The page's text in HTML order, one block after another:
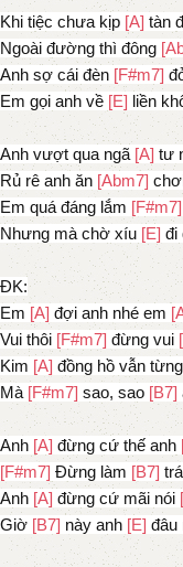
Khi tiệc chưa kịp [A] tàn
Ngoài đường thì đông
Anh sợ cái đèn [F#m7]
Em gọi anh về [E] liền
Anh vượt qua ngã [A] tư
Rủ rê anh ăn [Abm7]
Em quá đáng lắm [F#m7]
Nhưng mà chờ xíu [E] đi
ĐK:
Em [A] đợi anh nhé em
Vui thôi [F#m7] đừng vui
Kim [A] đồng hồ vẫn từng
Mà [F#m7] sao, sao [B7]
Anh [A] đừng cứ thế anh
[F#m7] Đừng làm [B7]
Anh [A] đừng cứ mãi nói
Giờ [B7] này anh [E] đâu